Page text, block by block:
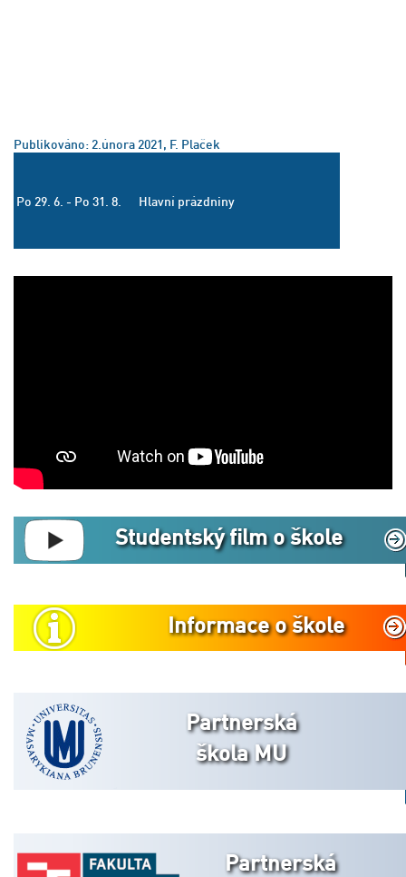
Publikováno: 2.února 2021, F. Plaček
Po 29. 6. - Po 31. 8. Hlavní prázdniny
Studentský film o škole
Informace o škole
Partnerská
škola MU
Partnerská